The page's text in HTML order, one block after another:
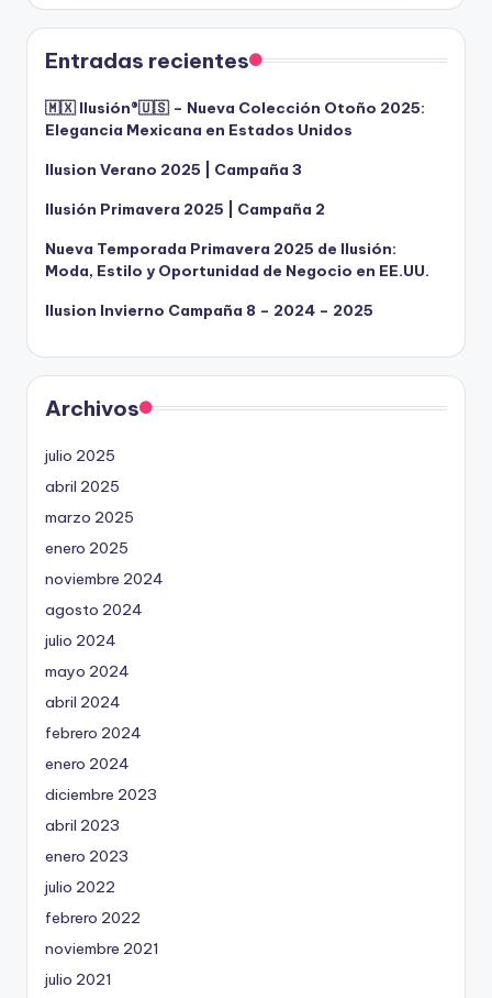
Entradas recientes
🇲🇽 Ilusión®️🇺🇸 – Nueva Colección Otoño 2025:
Elegancia Mexicana en Estados Unidos
Ilusion Verano 2025 | Campaña 3
Ilusión Primavera 2025 | Campaña 2
Nueva Temporada Primavera 2025 de Ilusión:
Moda, Estilo y Oportunidad de Negocio en EE.UU.
Ilusion Invierno Campaña 8 – 2024 – 2025
Archivos
julio 2025
abril 2025
marzo 2025
enero 2025
noviembre 2024
agosto 2024
julio 2024
mayo 2024
abril 2024
febrero 2024
enero 2024
diciembre 2023
abril 2023
enero 2023
julio 2022
febrero 2022
noviembre 2021
julio 2021